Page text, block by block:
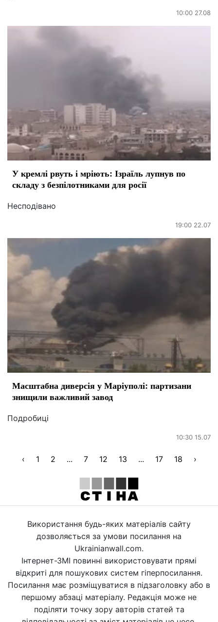
10:00 27.08
У кремлі рвуть і мріють: Ізраїль лупнув по
складу з безпілотниками для росії
Несподівано
19:00 22.07
Масштабна диверсія у Маріуполі: партизани
знищили важливий завод
Подробиці
10:30 15.07
‹ 1 2 ... 7 12 13 ... 17 18 ›
Використання будь-яких матеріалів сайту
дозволяється за умови посилання на
Ukrainianwall.com.
Інтернет-ЗМІ повинні використовувати прямі
відкриті для пошукових систем гіперпосилання.
Посилання має розміщуватися в підзаголовку або в
першому абзаці матеріалу. Редакція може не
поділяти точку зору авторів статей та